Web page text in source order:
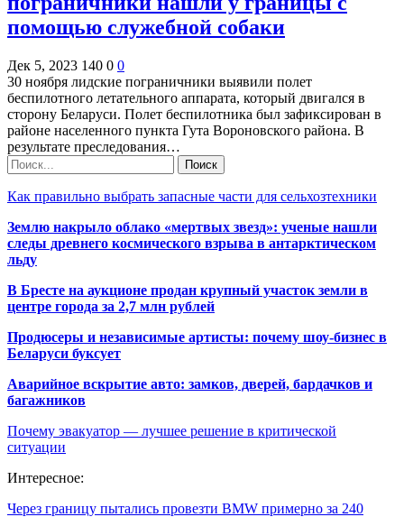
помощью служебной собаки
Дек 5, 2023 140 0 0
30 ноября лидские пограничники выявили полет
беспилотного летательного аппарата, который двигался в
сторону Беларуси. Полет беспилотника был зафиксирован в
районе населенного пункта Гута Вороновского района. В
результате преследования…
Как правильно выбрать запасные части для сельхозтехники
Землю накрыло облако «мертвых звезд»: ученые нашли
следы древнего космического взрыва в антарктическом
льду
В Бресте на аукционе продан крупный участок земли в
центре города за 2,7 млн рублей
Продюсеры и независимые артисты: почему шоу-бизнес в
Беларуси буксует
Аварийное вскрытие авто: замков, дверей, бардачков и
багажников
Почему эвакуатор — лучшее решение в критической
ситуации
Интересное:
Через границу пытались провезти BMW примерно за 240